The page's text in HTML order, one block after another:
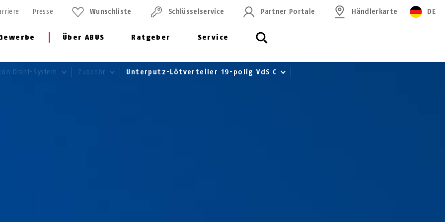
Über ABUS Ratgeber Service
Presse Wunschliste Schlüssel­service Partner Portale Händlerkarte DE
Draht-System Zubehör Unterputz-Lötverteiler 19-polig VdS C